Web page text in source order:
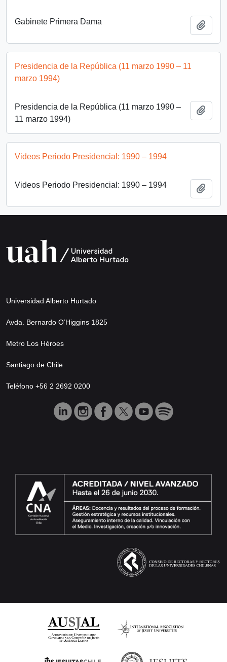
Gabinete Primera Dama
Presidencia de la República (11 marzo 1990 – 11
marzo 1994)
Presidencia de la República (11 marzo 1990 –
11 marzo 1994)
Videos Periodo Presidencial: 1990 – 1994
Videos Periodo Presidencial: 1990 – 1994
Universidad Alberto Hurtado
Avda. Bernardo O’Higgins 1825
Metro Los Héroes
Santiago de Chile
Teléfono +56 2 2692 0200